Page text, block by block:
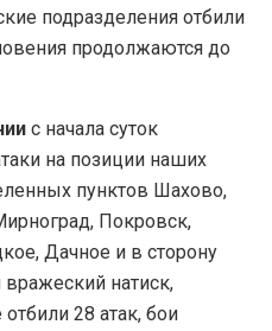
подразделения отбили
продолжаются до
с начала суток
на позиции наших
пунктов Шахово,
Покровск,
Дачное и в сторону
натиск,
28 атак, бои